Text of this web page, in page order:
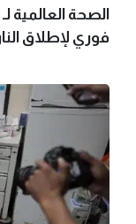
الصحة العالمية
فوري لإطلاق